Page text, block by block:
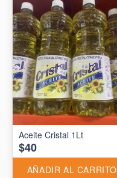
Aceite Cristal 1Lt
$40
AÑADIR AL CARRITO